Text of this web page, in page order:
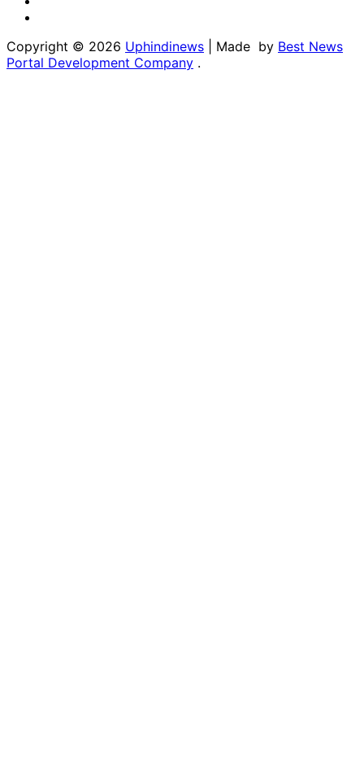
Copyright © 2026 Uphindinews | Made by Best News
Portal Development Company .